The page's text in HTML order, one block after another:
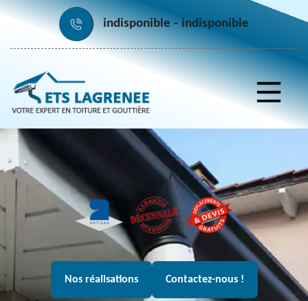
indisponible indisponible
Nos réalisations Contactez-nous !